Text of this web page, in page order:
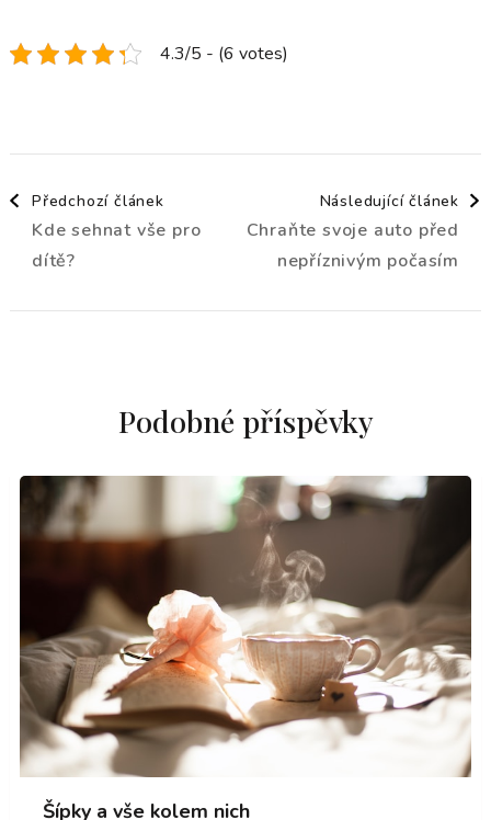
4.3/5 - (6 votes)
Navigace
příspěvku
Předchozí článek
Kde sehnat vše pro
dítě?
Následující článek
Chraňte svoje auto před
nepříznivým počasím
Podobné příspěvky
Šípky a vše kolem nich